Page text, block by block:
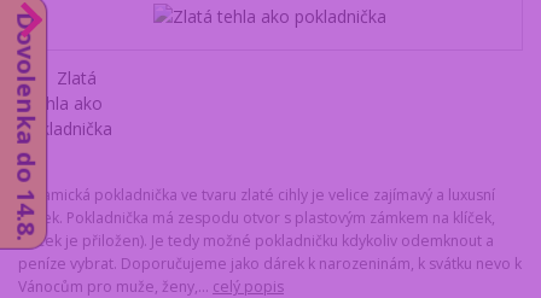
Keramická pokladnička ve tvaru zlaté cihly je velice zajímavý a luxusní
dárek. Pokladnička má zespodu otvor s plastovým zámkem na klíček,
(klíček je přiložen). Je tedy možné pokladničku kdykoliv odemknout a
peníze vybrat. Doporučujeme jako dárek k narozeninám, k svátku nevo k
Vánocům pro muže, ženy,... celý popis
Dovolenka do 14.8.